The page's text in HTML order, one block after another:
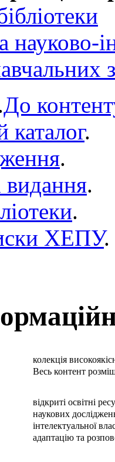
науково-
До
каталог.
.
видання.
.
ХЕПУ.
колекція
Весь контент
відкриті освітні
наукових
інтелектуальної
адаптацію та